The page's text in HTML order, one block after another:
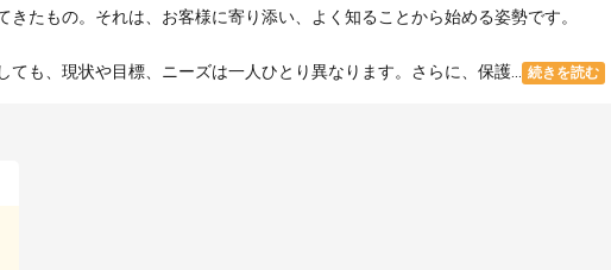
たもの。それは、お客様に寄り添い、よく知ることから始める姿勢です。
ても、現状や目標、ニーズは一人ひとり異なります。さらに、保護... 続きを読む